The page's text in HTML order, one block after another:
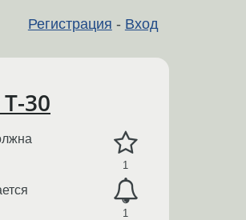
Регистрация - Вход
30
1
1